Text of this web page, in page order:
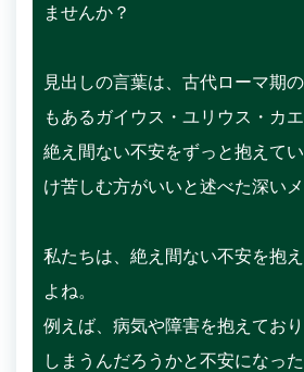
ませんか？
見出しの言葉は、古代ローマ期
もあるガイウス・ユリウス・カ
絶え間ない不安をずっと抱えて
け苦しむ方がいいと述べた深い
私たちは、絶え間ない不安を抱
よね。
例えば、病気や障害を抱えてお
しまうんだろうかと不安になっ